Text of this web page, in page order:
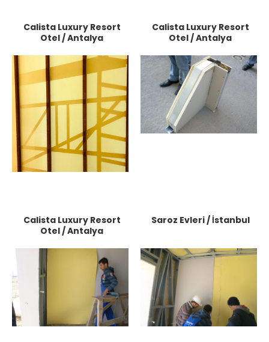
Calista Luxury Resort
Otel / Antalya
Calista Luxury Resort
Otel / Antalya
Calista Luxury Resort
Otel / Antalya
Saroz Evleri / İstanbul